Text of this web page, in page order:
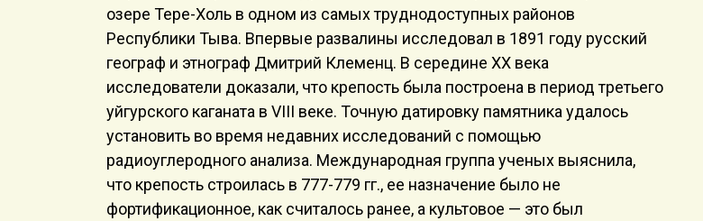
озере Тере-Холь в одном из самых труднодоступных районов
Республики Тыва. Впервые развалины исследовал в 1891 году русский
географ и этнограф Дмитрий Клеменц. В середине XX века
исследователи доказали, что крепость была построена в период третьего
уйгурского каганата в VIII веке. Точную датировку памятника удалось
установить во время недавних исследований с помощью
радиоуглеродного анализа. Международная группа ученых выяснила,
что крепость строилась в 777-779 гг., ее назначение было не
фортификационное, как считалось ранее, а культовое — это был